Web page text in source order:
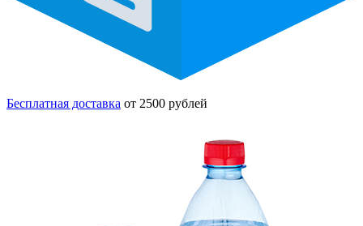
Бесплатная доставка от 2500 рублей